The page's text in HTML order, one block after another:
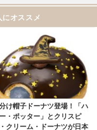
にオススメ
け帽子ドーナツ登場！「ハ
・ポッター」とクリスピ
クリーム・ドーナツが日本